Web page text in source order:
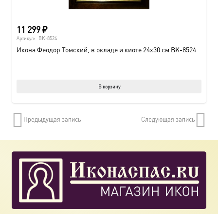
11 299₽
Артикул: BK-8524
Икона Феодор Томский, в окладе и киоте 24х30 см BK-8524
В корзину
Предыдущая запись Следующая запись